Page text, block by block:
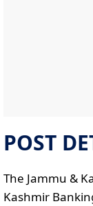
POST
The Jammu &
Kashmir